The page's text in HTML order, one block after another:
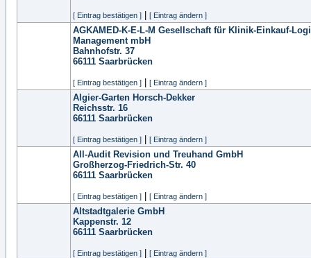
[ Eintrag bestätigen ] [ Eintrag ändern ]
AGKAMED-K-E-L-M Gesellschaft für Klinik-Einkauf-
Management mbH
Bahnhofstr. 37
66111 Saarbrücken
[ Eintrag bestätigen ] [ Eintrag ändern ]
Algier-Garten Horsch-Dekker
Reichsstr. 16
66111 Saarbrücken
[ Eintrag bestätigen ] [ Eintrag ändern ]
All-Audit Revision und Treuhand GmbH
Großherzog-Friedrich-Str. 40
66111 Saarbrücken
[ Eintrag bestätigen ] [ Eintrag ändern ]
Altstadtgalerie GmbH
Kappenstr. 12
66111 Saarbrücken
[ Eintrag bestätigen ] [ Eintrag ändern ]